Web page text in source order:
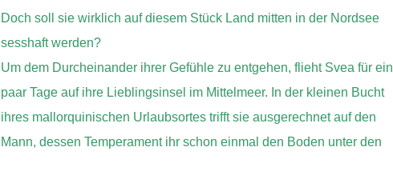
Doch soll sie wirklich auf diesem Stück Land mitten in der Nordsee
sesshaft werden?
Um dem Durcheinander ihrer Gefühle zu entgehen, flieht Svea für ein
paar Tage auf ihre Lieblingsinsel im Mittelmeer. In der kleinen Bucht
ihres mallorquinischen Urlaubsortes trifft sie ausgerechnet auf den
Mann, dessen Temperament ihr schon einmal den Boden unter den